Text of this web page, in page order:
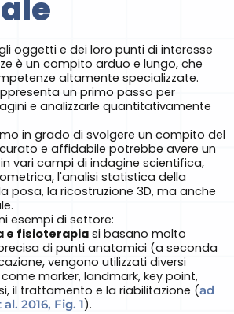
oggetti e dei loro punti di interesse
è un compito arduo e lungo, che
altamente specializzate.
un primo passo per
e analizzarle quantitativamente
in grado di svolgere un compito del
e affidabile potrebbe avere un
vari campi di indagine scientifica,
l'analisi statistica della
posa, la ricostruzione 3D, ma anche
esempi di settore:
e fisioterapiasi basano molto
di punti anatomici (a seconda
vengono utilizzati diversi
marker, landmark, key point,
il trattamento e la riabilitazione (ad
2016, Fig. 1).